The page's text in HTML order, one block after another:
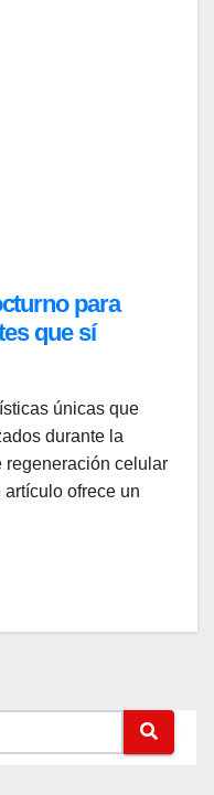
para
que sí
únicas que
durante la
regeneración celular
ofrece un